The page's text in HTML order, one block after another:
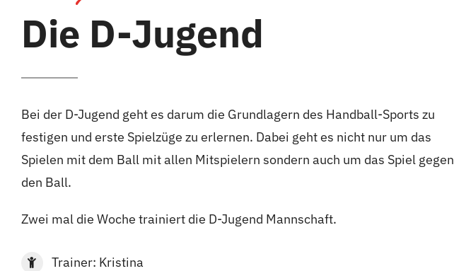
Die D-Jugend
Bei der D-Jugend geht es darum die Grundlagern des Handball-Sports zu
festigen und erste Spielzüge zu erlernen. Dabei geht es nicht nur um das
Spielen mit dem Ball mit allen Mitspielern sondern auch um das Spiel gegen
den Ball.
Zwei mal die Woche trainiert die D-Jugend Mannschaft.
Trainer: Kristina